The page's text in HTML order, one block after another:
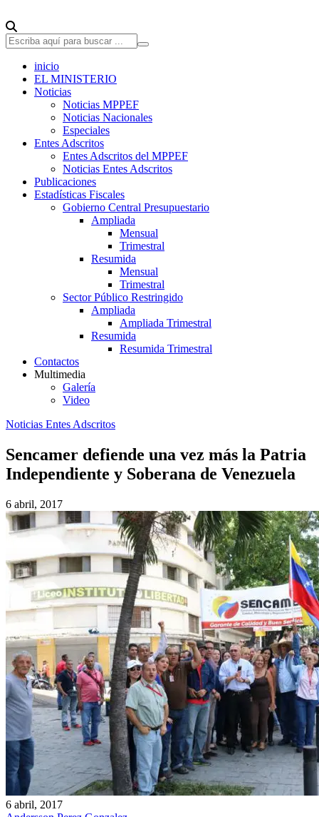
inicio
EL MINISTERIO
Noticias
Noticias MPPEF
Noticias Nacionales
Especiales
Entes Adscritos
Entes Adscritos del MPPEF
Noticias Entes Adscritos
Publicaciones
Estadísticas Fiscales
Gobierno Central Presupuestario
Ampliada
Mensual
Trimestral
Resumida
Mensual
Trimestral
Sector Público Restringido
Ampliada
Ampliada Trimestral
Resumida
Resumida Trimestral
Contactos
Multimedia
Galería
Video
Noticias Entes Adscritos
Sencamer defiende una vez más la Patria
Independiente y Soberana de Venezuela
6 abril, 2017
6 abril, 2017